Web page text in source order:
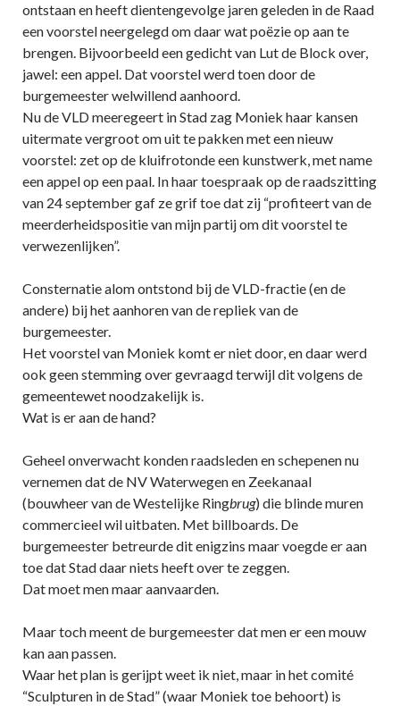
ontstaan en heeft dientengevolge jaren geleden in de Raad
een voorstel neergelegd om daar wat poëzie op aan te
brengen. Bijvoorbeeld een gedicht van Lut de Block over,
jawel: een appel. Dat voorstel werd toen door de
burgemeester welwillend aanhoord.
Nu de VLD meeregeert in Stad zag Moniek haar kansen
uitermate vergroot om uit te pakken met een nieuw
voorstel: zet op de kluifrotonde een kunstwerk, met name
een appel op een paal. In haar toespraak op de raadszitting
van 24 september gaf ze grif toe dat zij “profiteert van de
meerderheidspositie van mijn partij om dit voorstel te
verwezenlijken”.
Consternatie alom ontstond bij de VLD-fractie (en de
andere) bij het aanhoren van de repliek van de
burgemeester.
Het voorstel van Moniek komt er niet door, en daar werd
ook geen stemming over gevraagd terwijl dit volgens de
gemeentewet noodzakelijk is.
Wat is er aan de hand?
Geheel onverwacht konden raadsleden en schepenen nu
vernemen dat de NV Waterwegen en Zeekanaal
(bouwheer van de Westelijke Ringbrug) die blinde muren
commercieel wil uitbaten. Met billboards. De
burgemeester betreurde dit enigzins maar voegde er aan
toe dat Stad daar niets heeft over te zeggen.
Dat moet men maar aanvaarden.
Maar toch meent de burgemeester dat men er een mouw
kan aan passen.
Waar het plan is gerijpt weet ik niet, maar in het comité
“Sculpturen in de Stad” (waar Moniek toe behoort) is